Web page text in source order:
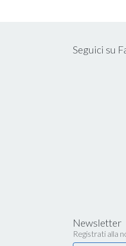
Seguici su
Newsletter
Registrati alla